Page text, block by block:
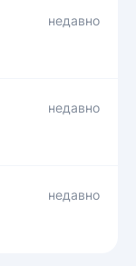
недавно
недавно
недавно